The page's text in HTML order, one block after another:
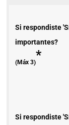
Si respondiste
importantes?
(Máx 3)*
Si respondiste